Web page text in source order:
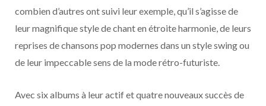
combien d’autres ont suivi leur exemple, qu’il s’agisse de
leur magnifique style de chant en étroite harmonie, de leurs
reprises de chansons pop modernes dans un style swing ou
de leur impeccable sens de la mode rétro-futuriste.
Avec six albums à leur actif et quatre nouveaux succès de